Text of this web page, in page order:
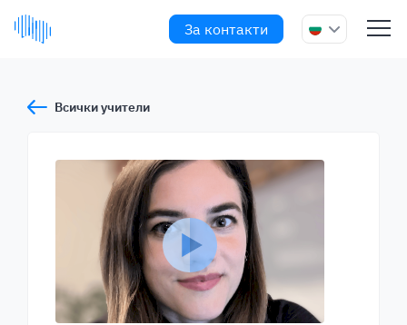
За контакти
Всички учители